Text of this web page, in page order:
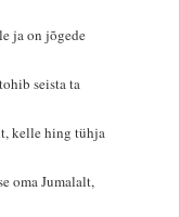
ja on jõgede
seista ta
kelle hing tühja
oma Jumalalt,